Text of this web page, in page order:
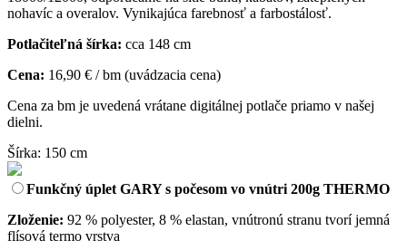
nohavíc a overalov. Vynikajúca farebnosť a farbostálosť.
Potlačiteľná šírka: cca 148 cm
Cena: 16,90 € / bm (uvádzacia cena)
Cena za bm je uvedená vrátane digitálnej potlače priamo v našej
dielni.
Šírka: 150 cm
Funkčný úplet GARY s počesom vo vnútri 200g THERMO
Zloženie: 92 % polyester, 8 % elastan, vnútronú stranu tvorí jemná
flísová termo vrstva